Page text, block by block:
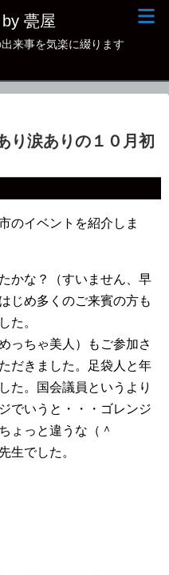
甍屋
来事を気楽に綴ります
涙ありの１０月初
のイベントを紹介しま
かな？（すいません、早
じめ多くのご来賓の方も
た。
っちゃ美人）もご参加さ
だきました。足袋人と年
た。国会議員というより
でいうと・・・ゴレンジ
ょっと違うな（＾
生でした。